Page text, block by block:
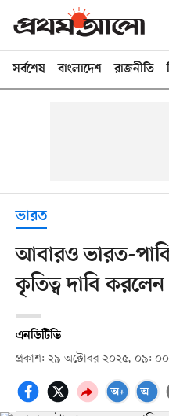
সর্বশেষ বাংলাদেশ রাজনীতি
ভারত
আবারও ভারত-
কৃতিত্ব দাবি করলেন
এনডিটিভি
প্রকাশ: ২৯ অক্টোবর ২০২৫, ০৯: ০০